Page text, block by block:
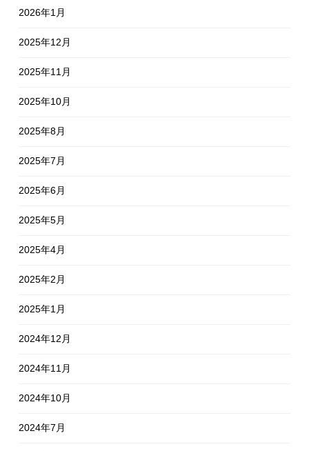
2026年1月
2025年12月
2025年11月
2025年10月
2025年8月
2025年7月
2025年6月
2025年5月
2025年4月
2025年2月
2025年1月
2024年12月
2024年11月
2024年10月
2024年7月